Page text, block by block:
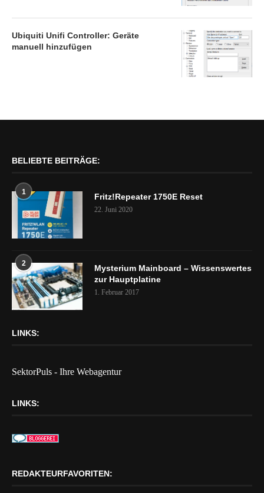
Ubiquiti Unifi Controller: Geräte
manuell hinzufügen
BELIEBTE BEITRÄGE:
1 Fritz!Repeater 1750E Reset
22. Juni 2020
2
Mysterium Mainboard – Wissenswertes
zur Hauptplatine
1. Februar 2017
LINKS:
SektorPuls - Ihre Webagentur
LINKS:
REDAKTEURFAVORITEN: